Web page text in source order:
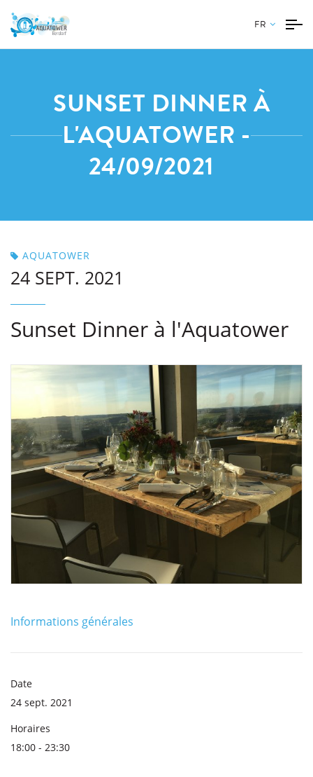
FR
SUNSET DINNER À
L'AQUATOWER -
24/09/2021
AQUATOWER
24 SEPT. 2021
Sunset Dinner à l'Aquatower
Informations générales
Date
24 sept. 2021
Horaires
18:00 - 23:30